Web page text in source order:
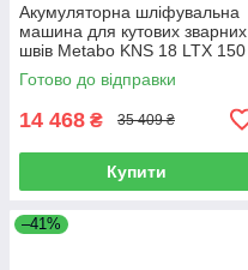
Акумуляторна шліфувальна
машина для кутових зварних
швів Metabo KNS 18 LTX 150
Inox Каркас (600191850)
Готово до відправки
14 468 ₴ 35 409 ₴
Купити
–41%